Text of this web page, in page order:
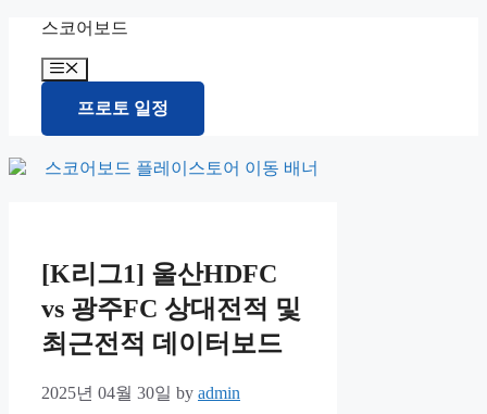
content
스코어보드
Menu
프로토 일정
[K리그1] 울산HDFC
vs 광주FC 상대전적 및
최근전적 데이터보드
2025년 04월 30일 by admin